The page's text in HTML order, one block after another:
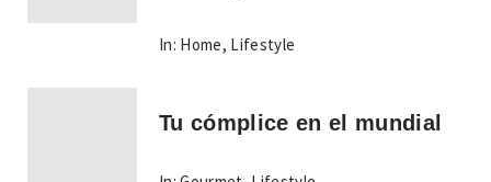
In: Home, Lifestyle
Tu cómplice en el mundial